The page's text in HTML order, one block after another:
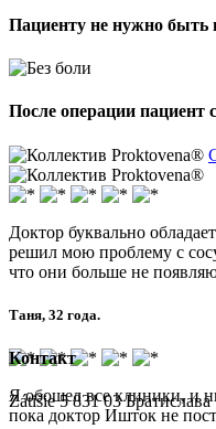
Пациенту не нужно быть
После операции пациент
Доктор буквально
решил мою проблему с
что они больше не
Таня, 32 года.
Я обошел все клиники, и
пока доктор Ишток не
Контакт
Zátišie 5 831 03 Братислава